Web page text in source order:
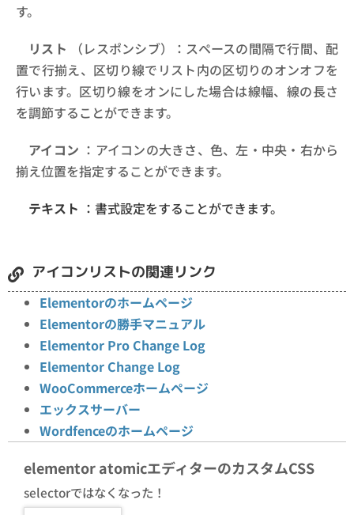
す。
リスト （レスポンシブ）：スペースの間隔で行間、配
置で行揃え、区切り線でリスト内の区切りのオンオフを
行います。区切り線をオンにした場合は線幅、線の長さ
を調節することができます。
アイコン ：アイコンの大きさ、色、左・中央・右から
揃え位置を指定することができます。
テキスト ：書式設定をすることができます。
アイコンリストの関連リンク
Elementorのホームページ
Elementorの勝手マニュアル
Elementor Pro Change Log
Elementor Change Log
WooCommerceホームページ
エックスサーバー
Wordfenceのホームページ
elementor atomicエディターのカスタムCSS
selectorではなくなった！